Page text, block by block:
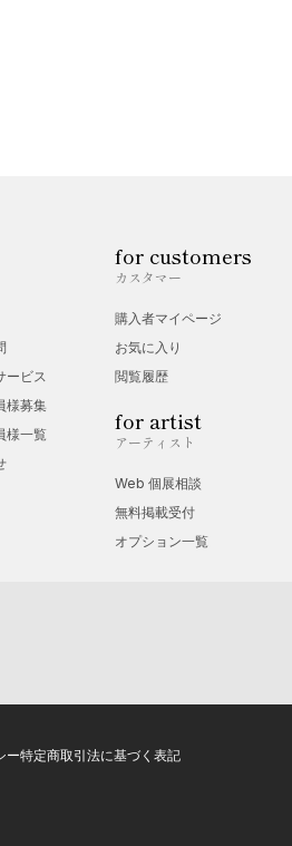
ービス
様募集
様一覧
for customers
カスタマー
購入者マイページ
お気に入り
閲覧履歴
for artist
アーティスト
Web 個展相談
無料掲載受付
オプション一覧
ー特定商取引法に基づく表記